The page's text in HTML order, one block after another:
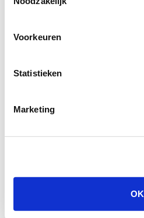
Voorkeuren
Statistieken
Marketing
OK
achtergronden van
de wijk), hun
inzetten, biedt CtC de
mogelijkheid om